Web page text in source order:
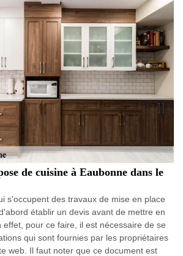
de cuisine à Eaubonne dans le
s'occupent des travaux de mise en place
établir un devis avant de mettre en
effet, pour ce faire, il est nécessaire de se
qui sont fournies par les propriétaires
web. Il faut noter que ce document est